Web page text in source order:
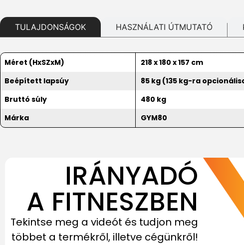
TULAJDONSÁGOK HASZNÁLATI ÚTMUTATÓ
Méret (HxSZxM)
218 x 180 x 157 cm
Beépített lapsúy
85 kg (135 kg-ra
Bruttó súly
480 kg
Márka
GYM80
IRÁNYADÓ
A FITNESZBEN
Tekintse meg a videót és tudjon meg
többet a termékről, illetve cégünkről!